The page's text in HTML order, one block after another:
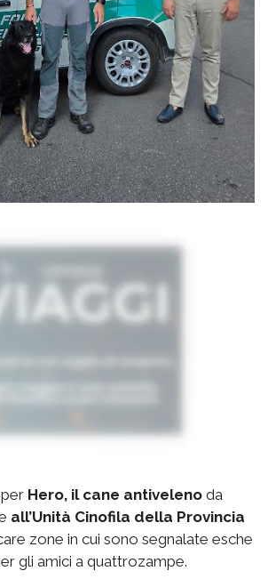
Hero, il cane antiveleno da
all’Unità Cinofila della Provincia
zone in cui sono segnalate esche
gli amici a quattrozampe.